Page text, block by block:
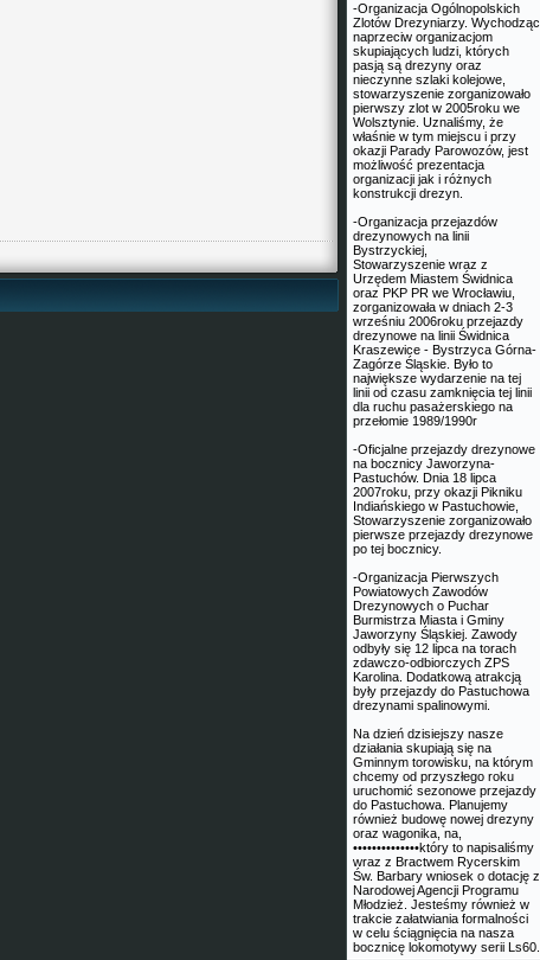
-Organizacja Ogólnopolskich
Zlotów Drezyniarzy. Wychodząc
naprzeciw organizacjom
skupiających ludzi, których
pasją są drezyny oraz
nieczynne szlaki kolejowe,
stowarzyszenie zorganizowało
pierwszy zlot w 2005roku we
Wolsztynie. Uznaliśmy, że
właśnie w tym miejscu i przy
okazji Parady Parowozów, jest
możliwość prezentacja
organizacji jak i różnych
konstrukcji drezyn.
-Organizacja przejazdów
drezynowych na linii
Bystrzyckiej,
Stowarzyszenie wraz z
Urzędem Miastem Świdnica
oraz PKP PR we Wrocławiu,
zorganizowała w dniach 2-3
wrześniu 2006roku przejazdy
drezynowe na linii Świdnica
Kraszewice - Bystrzyca Górna-
Zagórze Śląskie. Było to
największe wydarzenie na tej
linii od czasu zamknięcia tej linii
dla ruchu pasażerskiego na
przełomie 1989/1990r
-Oficjalne przejazdy drezynowe
na bocznicy Jaworzyna-
Pastuchów. Dnia 18 lipca
2007roku, przy okazji Pikniku
Indiańskiego w Pastuchowie,
Stowarzyszenie zorganizowało
pierwsze przejazdy drezynowe
po tej bocznicy.
-Organizacja Pierwszych
Powiatowych Zawodów
Drezynowych o Puchar
Burmistrza Miasta i Gminy
Jaworzyny Śląskiej. Zawody
odbyły się 12 lipca na torach
zdawczo-odbiorczych ZPS
Karolina. Dodatkową atrakcją
były przejazdy do Pastuchowa
drezynami spalinowymi.
Na dzień dzisiejszy nasze
działania skupiają się na
Gminnym torowisku, na którym
chcemy od przyszłego roku
uruchomić sezonowe przejazdy
do Pastuchowa. Planujemy
również budowę nowej drezyny
oraz wagonika, na,
••••••••••••••który to napisaliśmy
wraz z Bractwem Rycerskim
Św. Barbary wniosek o dotację z
Narodowej Agencji Programu
Młodzież. Jesteśmy również w
trakcie załatwiania formalności
w celu ściągnięcia na nasza
bocznicę lokomotywy serii Ls60.